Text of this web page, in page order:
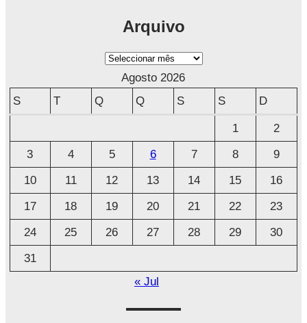
Arquivo
A
v
o
Agosto 2026
S
T Q Q S S D
1
2
3
4 5 6 7 8
9
10
11 12 13 14 15
16
17
18 19 20 21 22
23
24
25 26 27 28 29
30
31
« Jul